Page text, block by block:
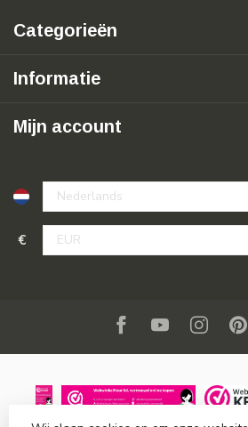
Categorieën
Informatie
Mijn account
€